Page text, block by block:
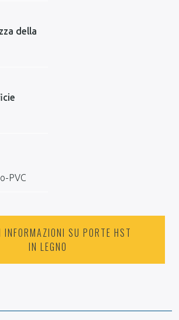
della
PVC
INFORMAZIONI SU PORTE HST
IN LEGNO